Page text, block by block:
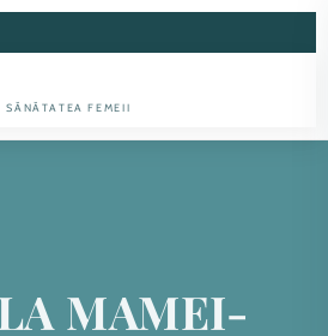
SĂNĂTATEA FEMEII
MAMEI-